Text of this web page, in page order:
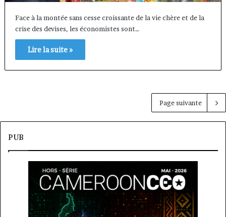
Face à la montée sans cesse croissante de la vie chère et de la
crise des devises, les économistes sont…
Lire la suite »
Page suivante
PUB